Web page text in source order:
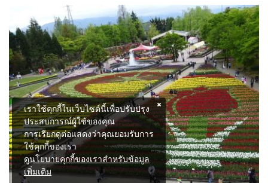
เราใช้คุกกี้ในเว็บไซต์นี้เพื่อปรับปรุง
ประสบการณ์ผู้ใช้ของคุณ
การเรียกดูต่อแสดงว่าคุณยอมรับการ
ใช้คุกกี้ของเรา
ดูนโยบายคุกกี้ของเราสำหรับข้อมูล
เพิ่มเติม